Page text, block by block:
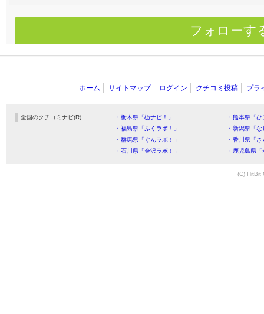
フォローす
ホーム サイトマップ ログイン クチコミ投稿 プラ
全国のクチコミナビ(R) ・栃木県「栃ナビ！」
・熊本県「
・福島県「ふくラボ！」
・新潟県「
・群馬県「ぐんラボ！」
・香川県「
・石川県「金沢ラボ！」
・鹿児島県
(C) HitBit